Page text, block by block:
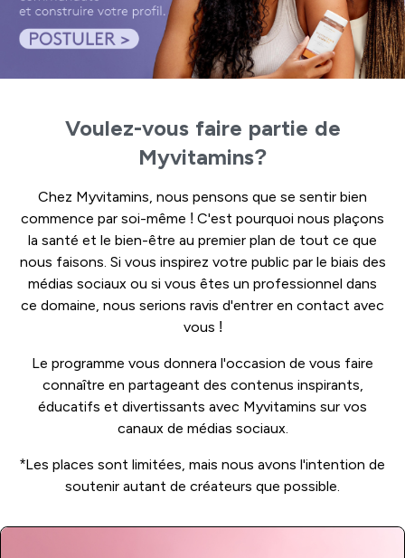
Voulez-vous faire partie de
Myvitamins?
Chez Myvitamins, nous pensons que se sentir bien
commence par soi-même ! C'est pourquoi nous plaçons
la santé et le bien-être au premier plan de tout ce que
nous faisons. Si vous inspirez votre public par le biais des
médias sociaux ou si vous êtes un professionnel dans
ce domaine, nous serions ravis d'entrer en contact avec
vous !
Le programme vous donnera l'occasion de vous faire
connaître en partageant des contenus inspirants,
éducatifs et divertissants avec Myvitamins sur vos
canaux de médias sociaux.
*Les places sont limitées, mais nous avons l'intention de
soutenir autant de créateurs que possible.